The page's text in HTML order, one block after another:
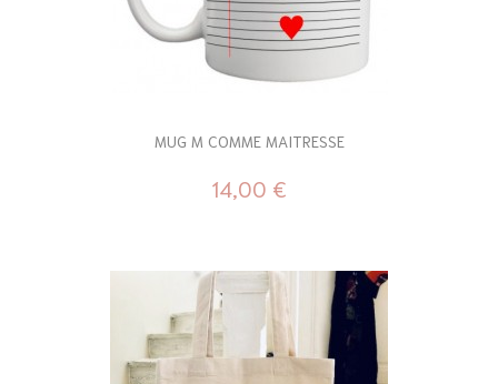
MUG M COMME MAITRESSE
14,00 €